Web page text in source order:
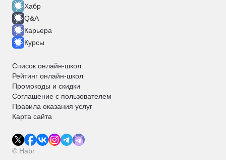
Хабр
Q&A
Карьера
Курсы
Список онлайн-школ
Рейтинг онлайн-школ
Промокоды и скидки
Соглашение с пользователем
Правила оказания услуг
Карта сайта
© Habr